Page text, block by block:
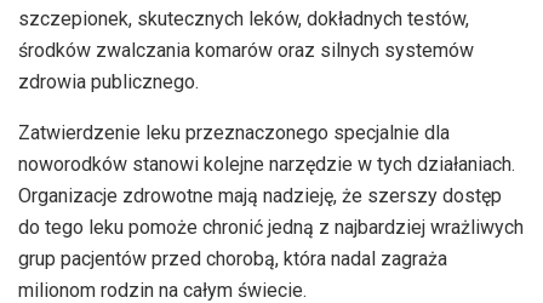
szczepionek, skutecznych leków, dokładnych testów,
środków zwalczania komarów oraz silnych systemów
zdrowia publicznego.
Zatwierdzenie leku przeznaczonego specjalnie dla
noworodków stanowi kolejne narzędzie w tych działaniach.
Organizacje zdrowotne mają nadzieję, że szerszy dostęp
do tego leku pomoże chronić jedną z najbardziej wrażliwych
grup pacjentów przed chorobą, która nadal zagraża
milionom rodzin na całym świecie.